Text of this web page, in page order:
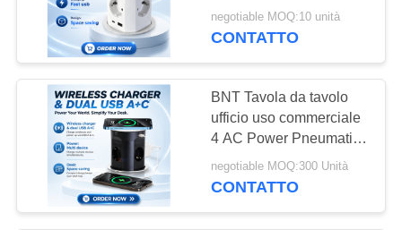
GIRO
DELLA
FABBRICA
CONTROLLO
DI
ascensore del
monitor del
computer
59
16A ABS presa di
corrente pneumatica
negotiable MOQ:10 unità
CONTATTO
BNT Tavola da tavolo
ufficio uso commerciale
4 AC Power Pneumatic
Pop-Up Desktop Socket
Socket cucina con
negotiable MOQ:300 Unità
CONTATTO